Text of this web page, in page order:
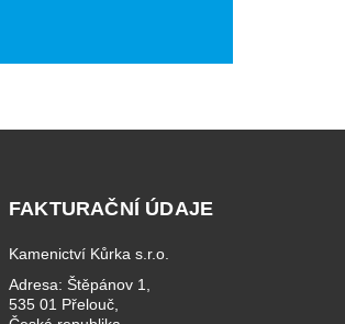
FAKTURAČNÍ ÚDAJE
Kamenictví Kůrka s.r.o.
Adresa: Štěpánov 1,
535 01 Přelouč,